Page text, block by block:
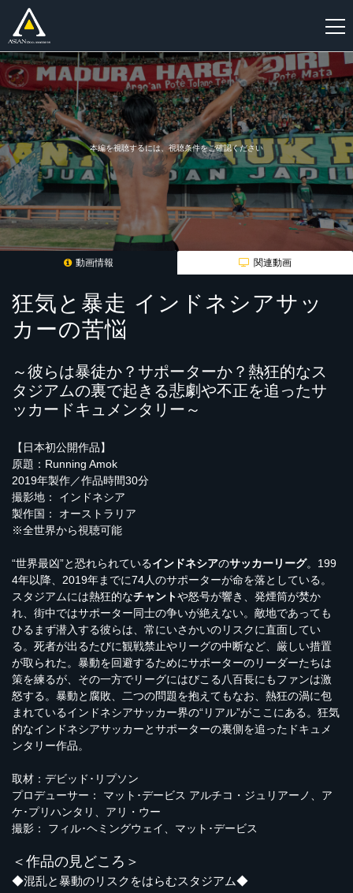
新
規
登
録
本編を視聴するには、視聴条件をご確認ください
動画情報 関連動画
狂気と暴走 インドネシアサッ
カーの苦悩
～彼らは暴徒か？サポーターか？熱狂的なス
タジアムの裏で起きる悲劇や不正を追ったサ
ッカードキュメンタリー～
【日本初公開作品】
原題：Running Amok
2019年製作／作品時間30分
撮影地： インドネシア
製作国： オーストラリア
※全世界から視聴可能
“世界最凶”と恐れられているインドネシアのサッカーリーグ。199
4年以降、2019年までに74人のサポーターが命を落としている。
スタジアムには熱狂的なチャントや怒号が響き、発煙筒が焚か
れ、街中ではサポーター同士の争いが絶えない。敵地であっても
ひるまず潜入する彼らは、常にいさかいのリスクに直面してい
る。死者が出るたびに観戦禁止やリーグの中断など、厳しい措置
が取られた。暴動を回避するためにサポーターのリーダーたちは
策を練るが、その一方でリーグにはびこる八百長にもファンは激
怒する。暴動と腐敗、二つの問題を抱えてもなお、熱狂の渦に包
まれているインドネシアサッカー界の“リアル”がここにある。狂気
的なインドネシアサッカーとサポーターの裏側を追ったドキュメ
ンタリー作品。
取材：デビッド･リプソン
プロデューサー： マット･デービス アルチコ・ジュリアーノ、ア
ケ･プリハンタリ、アリ・ウー
撮影： フィル･ヘミングウェイ、マット･デービス
＜作品の見どころ＞
◆混乱と暴動のリスクをはらむスタジアム◆